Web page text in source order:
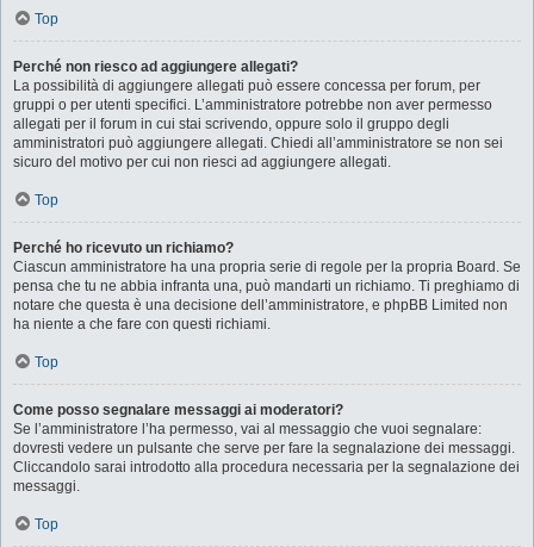
Top
Perché non riesco ad aggiungere allegati?
La possibilità di aggiungere allegati può essere concessa per forum, per
gruppi o per utenti specifici. L’amministratore potrebbe non aver permesso
allegati per il forum in cui stai scrivendo, oppure solo il gruppo degli
amministratori può aggiungere allegati. Chiedi all’amministratore se non sei
sicuro del motivo per cui non riesci ad aggiungere allegati.
Top
Perché ho ricevuto un richiamo?
Ciascun amministratore ha una propria serie di regole per la propria Board. Se
pensa che tu ne abbia infranta una, può mandarti un richiamo. Ti preghiamo di
notare che questa è una decisione dell’amministratore, e phpBB Limited non
ha niente a che fare con questi richiami.
Top
Come posso segnalare messaggi ai moderatori?
Se l’amministratore l’ha permesso, vai al messaggio che vuoi segnalare:
dovresti vedere un pulsante che serve per fare la segnalazione dei messaggi.
Cliccandolo sarai introdotto alla procedura necessaria per la segnalazione dei
messaggi.
Top